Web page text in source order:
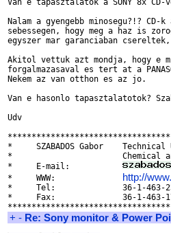
Van e tapasztalatok a SONY 8x CD-
Nalam a gyengebb minosegu?!?
sebessegen, hogy meg a haz is
egyszer mar garanciaban
Akitol vettuk azt mondja, hogy
forgalmazasaval es tert at a
Nekem az van otthon es az jo.
Van e hasonlo tapasztalatotok?
Udv
*     SZABADOS Gabor
*                       Chemical and
*     E-mail:
*     WWW: http://
*     Tel:              36-1-
*     Fax:              36-1-
+ - Re: Sony monitor & Power